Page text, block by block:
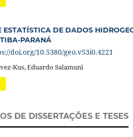
ESTATÍSTICA DE DADOS
PARANÁ
doi.org/10.5380/geo.v53i0.4221
Kus, Eduardo Salamuni
DE DISSERTAÇÕES E TESES